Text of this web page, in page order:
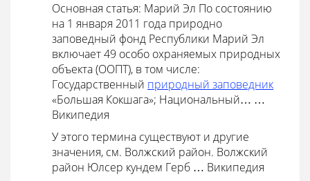
Основная статья: Марий Эл По состоянию
на 1 января 2011 года природно
заповедный фонд Республики Марий Эл
включает 49 особо охраняемых природных
объекта (ООПТ), в том числе:
Государственный природный заповедник
«Большая Кокшага»; Национальный… …
Википедия
У этого термина существуют и другие
значения, см. Волжский район. Волжский
район Юлсер кундем Герб … Википедия